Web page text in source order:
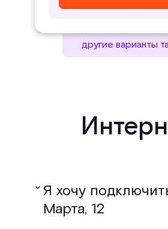
другие варианты
Я хочу
Марта, 12